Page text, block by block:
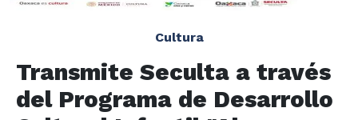
Cultura
Transmite Seculta a través
del Programa de Desarrollo